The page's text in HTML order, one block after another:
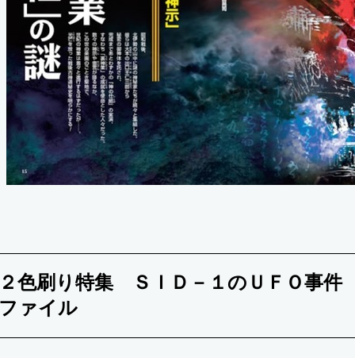
色刷り特集 ＳＩＤ－１のＵＦＯ事件
ァイル